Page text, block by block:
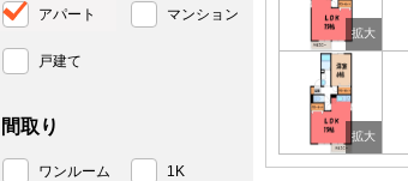
アパート マンション
戸建て
間取り
ワンルーム 1K